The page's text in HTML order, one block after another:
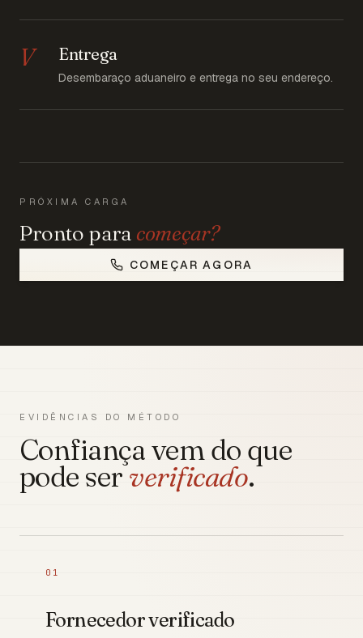
V Entrega
Desembaraço aduaneiro e entrega no seu endereço.
PRÓXIMA CARGA
Pronto para começar?
COMEÇAR AGORA
EVIDÊNCIAS DO MÉTODO
Confiança vem do que
pode serverificado.
01
Fornecedor verificado